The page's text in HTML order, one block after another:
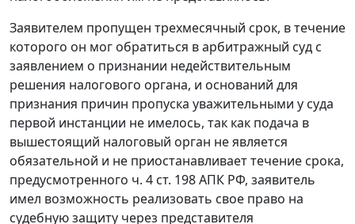
Заявителем пропущен трехмесячный срок, в течение
которого он мог обратиться в арбитражный суд с
заявлением о признании недействительным
решения налогового органа, и оснований для
признания причин пропуска уважительными у суда
первой инстанции не имелось, так как подача в
вышестоящий налоговый орган не является
обязательной и не приостанавливает течение срока,
предусмотренного ч. 4 ст. 198АПК РФ, заявитель
имел возможность реализовать свое право на
судебную защиту через представителя